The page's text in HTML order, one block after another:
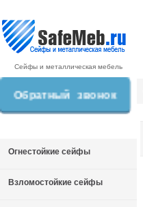
Сейфы и металлическая мебель
Обратный звонок
Огнестойкие сейфы
Взломостойкие сейфы